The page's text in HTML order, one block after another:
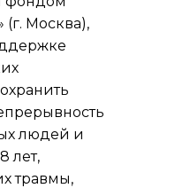
(г. Москва),
людей и
лет,
травмы,